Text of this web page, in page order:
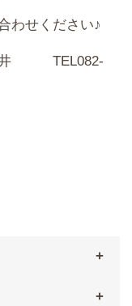
わせください♪
井 TEL082-